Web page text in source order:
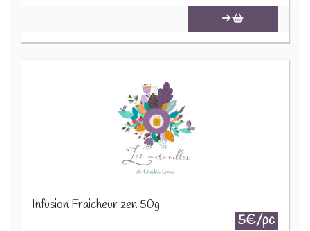
Infusion Fraicheur zen 50g
5€/pc